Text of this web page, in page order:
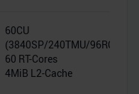
60CU
(3840SP/240TMU/96ROP)
60 RT-Cores
4MiB L2-Cache